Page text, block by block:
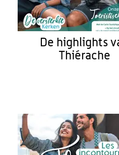
De highlights
Thiérache